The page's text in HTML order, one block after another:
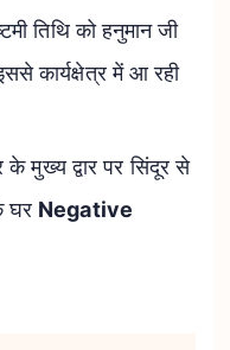
तिथि को हनुमान जी
कार्यक्षेत्र में आ रही
मुख्य द्वार पर सिंदूर से
घर Negative